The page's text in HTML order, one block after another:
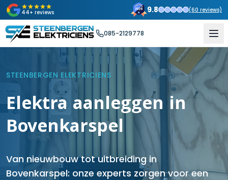
44+ reviews 9.8 (60 reviews)
085-2129778
STEENBERGEN ELEKTRICIENS
Elektra aanleggen in
Bovenkarspel
Van nieuwbouw tot uitbreiding in
Bovenkarspel: onze experts zorgen voor een